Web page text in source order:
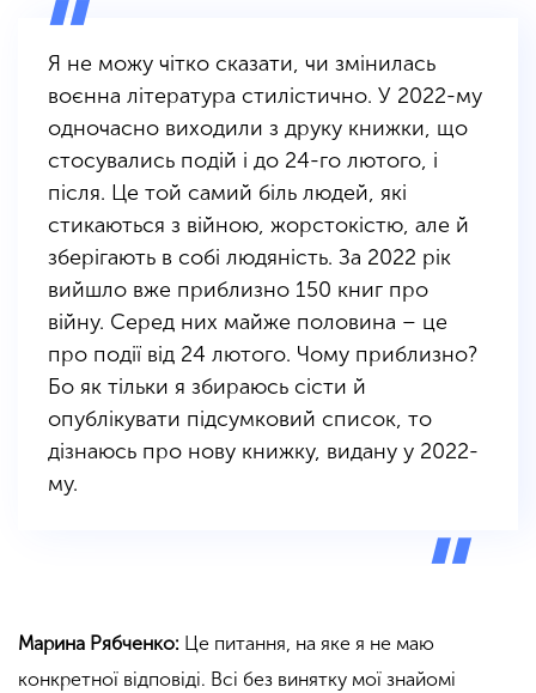
Я не можу чітко сказати, чи змінилась
воєнна література стилістично. У 2022-му
одночасно виходили з друку книжки, що
стосувались подій і до 24-го лютого, і
після. Це той самий біль людей, які
стикаються з війною, жорстокістю, але й
зберігають в собі людяність. За 2022 рік
вийшло вже приблизно 150 книг про
війну. Серед них майже половина – це
про події від 24 лютого. Чому приблизно?
Бо як тільки я збираюсь сісти й
опублікувати підсумковий список, то
дізнаюсь про нову книжку, видану у 2022-
му.
Марина Рябченко: Це питання, на яке я не маю
конкретної відповіді. Всі без винятку мої знайомі